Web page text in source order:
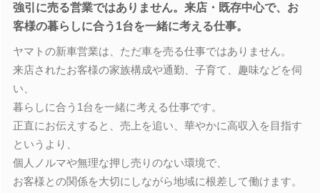
強引に売る営業ではありません。来店・既存中心で、お
客様の暮らしに合う1台を一緒に考える仕事。
ヤマトの新車営業は、ただ車を売る仕事ではありません。
来店されたお客様の家族構成や通勤、子育て、趣味などを伺
い、
暮らしに合う1台を一緒に考える仕事です。
正直にお伝えすると、売上を追い、華やかに高収入を目指す
というより、
個人ノルマや無理な押し売りのない環境で、
お客様との関係を大切にしながら地域に根差して働けます。